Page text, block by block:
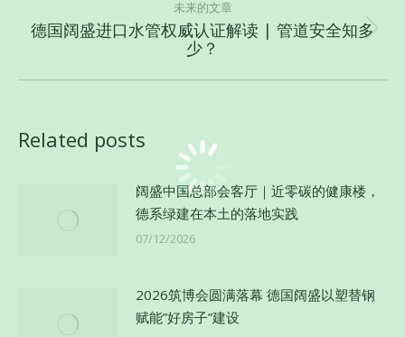
文
章：
未来的文章
未
来
的
德国阔盛进口水管权威认证解读 | 管道安全知多
少？
Related posts
阔盛中国总部会客厅｜近零碳的健康楼，
德系绿建在本土的落地实践
07/12/2026
2026筑博会圆满落幕 德国阔盛以塑替钢
赋能”好房子”建设